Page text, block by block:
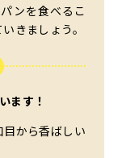
ンを食べるこ
きましょう。
ます！
目から香ばしい